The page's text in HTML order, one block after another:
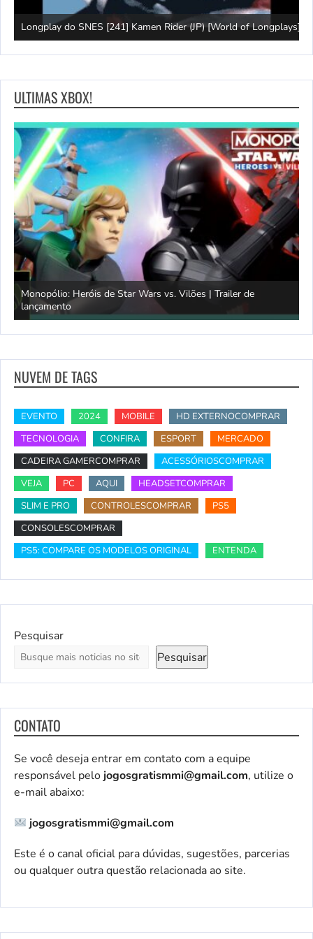
Longplay do SNES [241] Kamen Rider (JP) [World of Longplays]
ULTIMAS XBOX!
Monopólio: Heróis de Star Wars vs. Vilões | Trailer de
lançamento
NUVEM DE TAGS
EVENTO 2024 MOBILE
HD EXTERNOCOMPRAR
TECNOLOGIA
CONFIRA ESPORT
MERCADO
CADEIRA GAMERCOMPRAR
ACESSÓRIOSCOMPRAR
VEJA
PC AQUI
HEADSETCOMPRAR
SLIM E PRO
CONTROLESCOMPRAR
PS5
CONSOLESCOMPRAR
PS5: COMPARE OS MODELOS ORIGINAL
ENTENDA
Pesquisar
Pesquisar
CONTATO
Se você deseja entrar em contato com a equipe
responsável pelo jogosgratismmi@gmail.com, utilize o
e-mail abaixo:
jogosgratismmi@gmail.com
Este é o canal oficial para dúvidas, sugestões, parcerias
ou qualquer outra questão relacionada ao site.